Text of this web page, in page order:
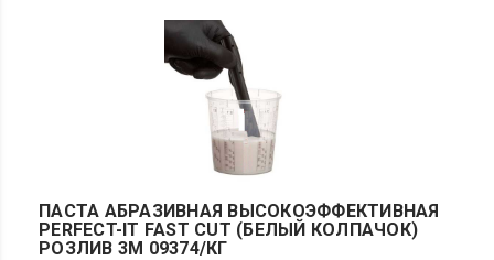
ПАСТА АБРАЗИВНАЯ ВЫСОКОЭФФЕКТИВНАЯ
PERFECT-IT FAST CUT (БЕЛЫЙ КОЛПАЧОК)
РОЗЛИВ 3M 09374/КГ